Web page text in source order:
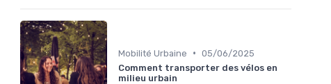
Mobilité Urbaine • 05/06/2025
Comment transporter des vélos en
milieu urbain